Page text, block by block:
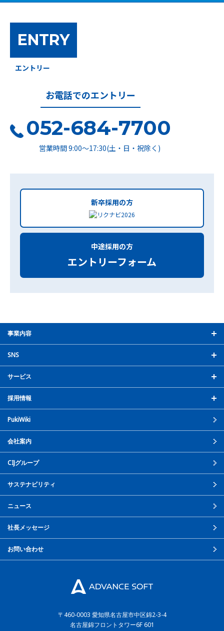
ENTRY
エントリー
お電話でのエントリー
052-684-7700
営業時間 9:00～17:30(土・日・祝除く)
新卒採用の方
中途採用の方
エントリーフォーム
事業内容
SNS
サービス
採用情報
PukiWiki
会社案内
CIJグループ
サステナビリティ
ニュース
社長メッセージ
お問い合わせ
〒460-0003 愛知県名古屋市中区錦2-3-4
名古屋錦フロントタワー6F 601